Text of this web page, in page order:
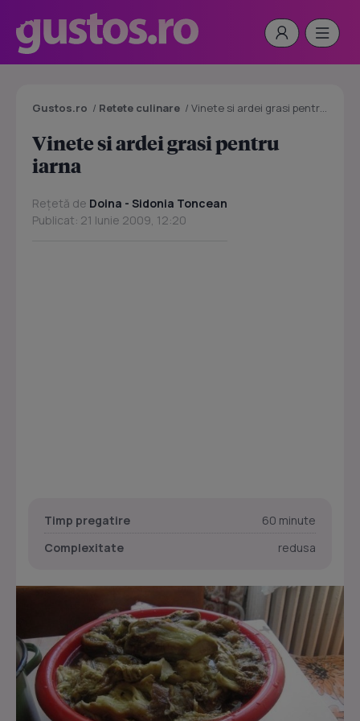
Gustos.ro / Retete culinare / Vinete si ardei grasi pentru iarna
Vinete si ardei grasi pentru
iarna
Rețetă de Doina - Sidonia Toncean
Publicat: 21 Iunie 2009, 12:20
Timp pregatire
60 minute
Complexitate
redusa